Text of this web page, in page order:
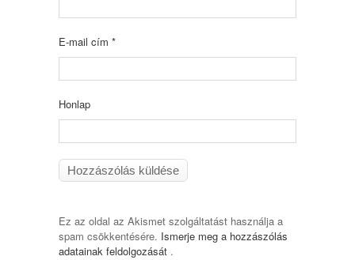
E-mail cím *
Honlap
Ez az oldal az Akismet szolgáltatást használja a
spam csökkentésére. Ismerje meg a hozzászólás
adatainak feldolgozását .